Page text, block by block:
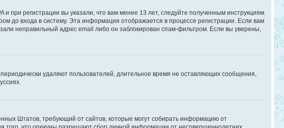
при регистрации вы указали, что вам менее 13 лет, следуйте полученным инструкциям.
до входа в систему. Эта информация отображается в процессе регистрации. Если вам
неправильный адрес email либо он заблокирован спам-фильтром. Если вы уверены,
удаляют пользователей, длительное время не оставляющих сообщения,
Штатов, требующий от сайтов, которые могут собирать информацию от